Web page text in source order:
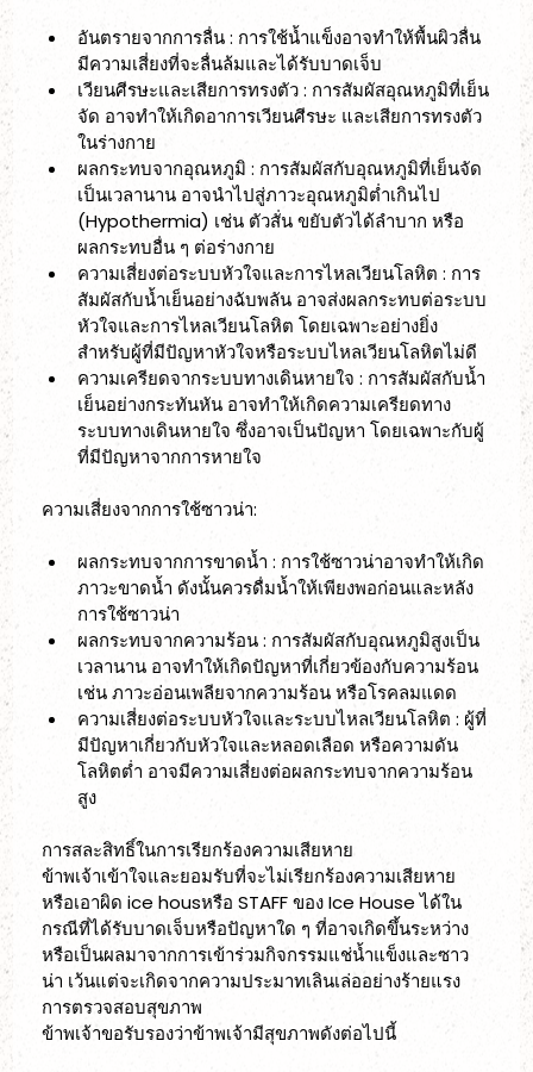
อันตรายจากการลื่น : การใช้น้ำแข็งอาจทำให้พื้นผิวลื่น
มีความเสี่ยงที่จะลื่นล้มและได้รับบาดเจ็บ
เวียนศีรษะและเสียการทรงตัว : การสัมผัสอุณหภูมิที่เย็น
จัด อาจทำให้เกิดอาการเวียนศีรษะ และเสียการทรงตัว
ในร่างกาย
ผลกระทบจากอุณหภูมิ : การสัมผัสกับอุณหภูมิที่เย็นจัด
เป็นเวลานาน อาจนำไปสู่ภาวะอุณหภูมิต่ำเกินไป
(Hypothermia) เช่น ตัวสั่น ขยับตัวได้ลำบาก หรือ
ผลกระทบอื่น ๆ ต่อร่างกาย
ความเสี่ยงต่อระบบหัวใจและการไหลเวียนโลหิต : การ
สัมผัสกับน้ำเย็นอย่างฉับพลัน อาจส่งผลกระทบต่อระบบ
หัวใจและการไหลเวียนโลหิต โดยเฉพาะอย่างยิ่ง
สำหรับผู้ที่มีปัญหาหัวใจหรือระบบไหลเวียนโลหิตไม่ดี
ความเครียดจากระบบทางเดินหายใจ : การสัมผัสกับน้ำ
เย็นอย่างกระทันหัน อาจทำให้เกิดความเครียดทาง
ระบบทางเดินหายใจ ซึ่งอาจเป็นปัญหา โดยเฉพาะกับผู้
ที่มีปัญหาจากการหายใจ
ความเสี่ยงจากการใช้ซาวน่า:
ผลกระทบจากการขาดน้ำ : การใช้ซาวน่าอาจทำให้เกิด
ภาวะขาดน้ำ ดังนั้นควรดื่มน้ำให้เพียงพอก่อนและหลัง
การใช้ซาวน่า
ผลกระทบจากความร้อน : การสัมผัสกับอุณหภูมิสูงเป็น
เวลานาน อาจทำให้เกิดปัญหาที่เกี่ยวข้องกับความร้อน
เช่น ภาวะอ่อนเพลียจากความร้อน หรือโรคลมแดด
ความเสี่ยงต่อระบบหัวใจและระบบไหลเวียนโลหิต : ผู้ที่
มีปัญหาเกี่ยวกับหัวใจและหลอดเลือด หรือความดัน
โลหิตต่ำ อาจมีความเสี่ยงต่อผลกระทบจากความร้อน
สูง
การสละสิทธิ์ในการเรียกร้องความเสียหาย
ข้าพเจ้าเข้าใจและยอมรับที่จะไม่เรียกร้องความเสียหาย
หรือเอาผิด ice housหรือ STAFF ของ Ice House ได้ใน
กรณีที่ได้รับบาดเจ็บหรือปัญหาใด ๆ ที่อาจเกิดขึ้นระหว่าง
หรือเป็นผลมาจากการเข้าร่วมกิจกรรมแช่น้ำแข็งและซาว
น่า เว้นแต่จะเกิดจากความประมาทเลินเล่ออย่างร้ายแรง
การตรวจสอบสุขภาพ
ข้าพเจ้าขอรับรองว่าข้าพเจ้ามีสุขภาพดังต่อไปนี้